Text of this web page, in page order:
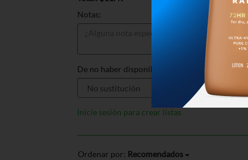
Notas:
De no haber disponible, sustituir por:
Inicie sesión para crear listas
Ordenar por: Recomendados